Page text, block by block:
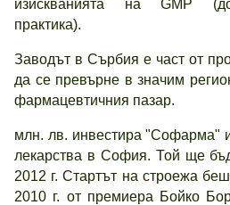
изискванията на GMP
практика).
Заводът в Сърбия е част от
да се превърне в значим
фармацевтичния пазар.
млн. лв. инвестира "Софарма"
лекарства в София. Той ще
2012 г. Стартът на строежа
2010 г. от премиера Бойко